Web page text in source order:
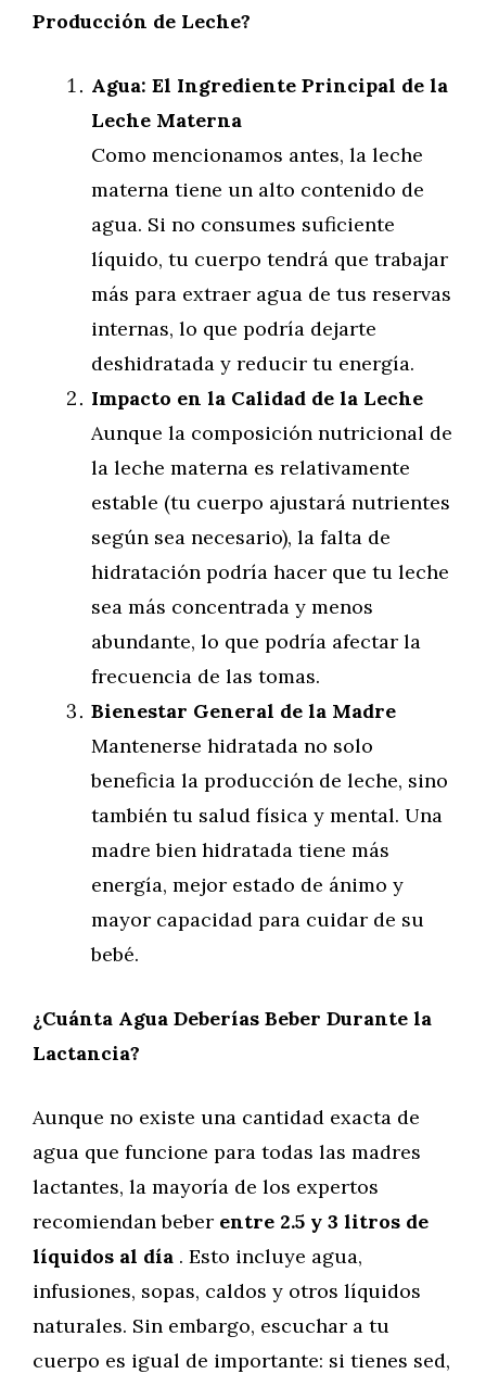
Producción de Leche?
Agua: El Ingrediente Principal de la
Leche Materna
Como mencionamos antes, la leche
materna tiene un alto contenido de
agua. Si no consumes suficiente
líquido, tu cuerpo tendrá que trabajar
más para extraer agua de tus reservas
internas, lo que podría dejarte
deshidratada y reducir tu energía.
Impacto en la Calidad de la Leche
Aunque la composición nutricional de
la leche materna es relativamente
estable (tu cuerpo ajustará nutrientes
según sea necesario), la falta de
hidratación podría hacer que tu leche
sea más concentrada y menos
abundante, lo que podría afectar la
frecuencia de las tomas.
Bienestar General de la Madre
Mantenerse hidratada no solo
beneficia la producción de leche, sino
también tu salud física y mental. Una
madre bien hidratada tiene más
energía, mejor estado de ánimo y
mayor capacidad para cuidar de su
bebé.
¿Cuánta Agua Deberías Beber Durante la
Lactancia?
Aunque no existe una cantidad exacta de
agua que funcione para todas las madres
lactantes, la mayoría de los expertos
recomiendan beber entre 2.5 y 3 litros de
líquidos al día . Esto incluye agua,
infusiones, sopas, caldos y otros líquidos
naturales. Sin embargo, escuchar a tu
cuerpo es igual de importante: si tienes sed,